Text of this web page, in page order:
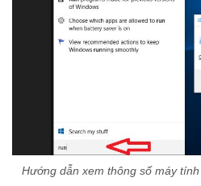
Hướng dẫn xem thông số máy